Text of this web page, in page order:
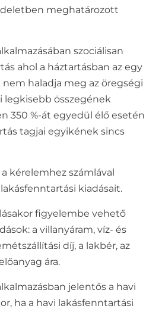
meghatározott
szociálisan
ahol a háztartásban az egy
haladja meg az öregségi
összegének
350 %-át egyedül élő esetén
tagjai egyikének sincs
kérelemhez számlával
kiadásait.
figyelembe vehető
a villanyáram, víz- és
díj, a lakbér, az
ára.
jelentős a havi
ha a havi lakásfenntartási